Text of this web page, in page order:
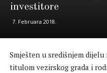
investitore
7. Februara 2018.
Smješten u središnjem dijelu
titulom vezirskog grada i